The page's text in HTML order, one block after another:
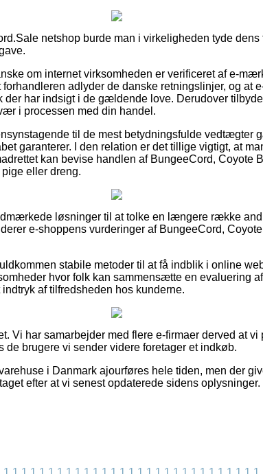
netshop burde man i virkeligheden tyde dens
om internet virksomheden er verificeret af e-
adlyder de danske retningslinjer, og at
har indsigt i de gældende love. Derudover
i processen med din handel.
til de mest betydningsfulde vedtægter
garanterer. I den relation er det tillige vigtigt, at
kan bevise handlen af BungeeCord, Coyote
eller dreng.
løsninger til at tolke en længere række
e-shoppens vurderinger af BungeeCord,
stabile metoder til at få indblik i online
hvor folk kan sammensætte en evaluering
af tilfredsheden hos kunderne.
Vi har samarbejder med flere e-firmaer derved at
de brugere vi sender videre foretager et indkøb.
i Danmark ajourføres hele tiden, men der
efter at vi senest opdaterede sidens oplysninger.